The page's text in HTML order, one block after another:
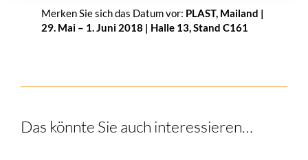
Merken Sie sich das Datum vor: PLAST, Mailand |
29. Mai – 1. Juni 2018 | Halle 13, Stand C161
Das könnte Sie auch interessieren…